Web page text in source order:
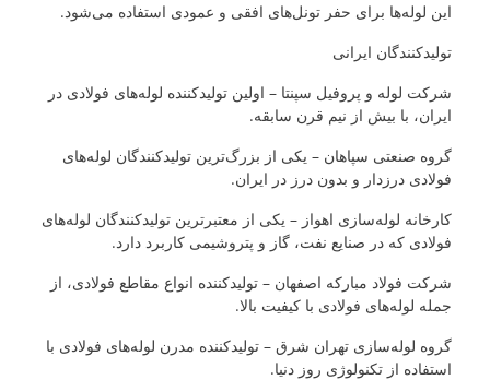
این لوله‌ها برای حفر تونل‌های افقی و عمودی استفاده می‌شود.
تولیدکنندگان ایرانی
شرکت لوله و پروفیل سپنتا – اولین تولیدکننده لوله‌های فولادی در
ایران، با بیش از نیم قرن سابقه.
گروه صنعتی سپاهان – یکی از بزرگ‌ترین تولیدکنندگان لوله‌های
فولادی درزدار و بدون درز در ایران.
کارخانه لوله‌سازی اهواز – یکی از معتبرترین تولیدکنندگان لوله‌های
فولادی که در صنایع نفت، گاز و پتروشیمی کاربرد دارد.
شرکت فولاد مبارکه اصفهان – تولیدکننده انواع مقاطع فولادی، از
جمله لوله‌های فولادی با کیفیت بالا.
گروه لوله‌سازی تهران شرق – تولیدکننده مدرن لوله‌های فولادی با
استفاده از تکنولوژی روز دنیا.